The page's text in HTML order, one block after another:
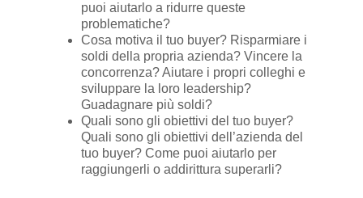
puoi aiutarlo a ridurre queste
problematiche?
Cosa motiva il tuo buyer? Risparmiare i
soldi della propria azienda? Vincere la
concorrenza? Aiutare i propri colleghi e
sviluppare la loro leadership?
Guadagnare più soldi?
Quali sono gli obiettivi del tuo buyer?
Quali sono gli obiettivi dell’azienda del
tuo buyer? Come puoi aiutarlo per
raggiungerli o addirittura superarli?